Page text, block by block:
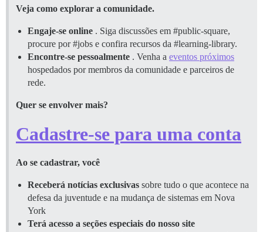
Veja como explorar a comunidade.
Engaje-se online . Siga discussões em #public-square,
procure por#jobs e confira recursos da #learning-library.
Encontre-se pessoalmente . Venha a eventos próximos
hospedados por membros da comunidade e parceiros de
rede.
Quer se envolver mais?
Cadastre-se para uma conta
Ao se cadastrar, você
Receberá notícias exclusivas sobre tudo o que acontece na
defesa da juventude e na mudança de sistemas em Nova
York
Terá acesso a seções especiais do nosso site